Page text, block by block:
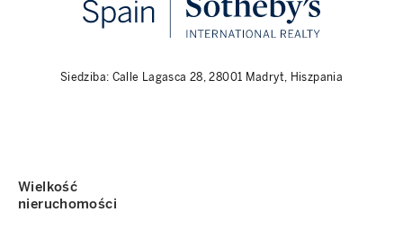
Siedziba: Calle Lagasca 28, 28001 Madryt, Hiszpania
Wielkość
nieruchomości